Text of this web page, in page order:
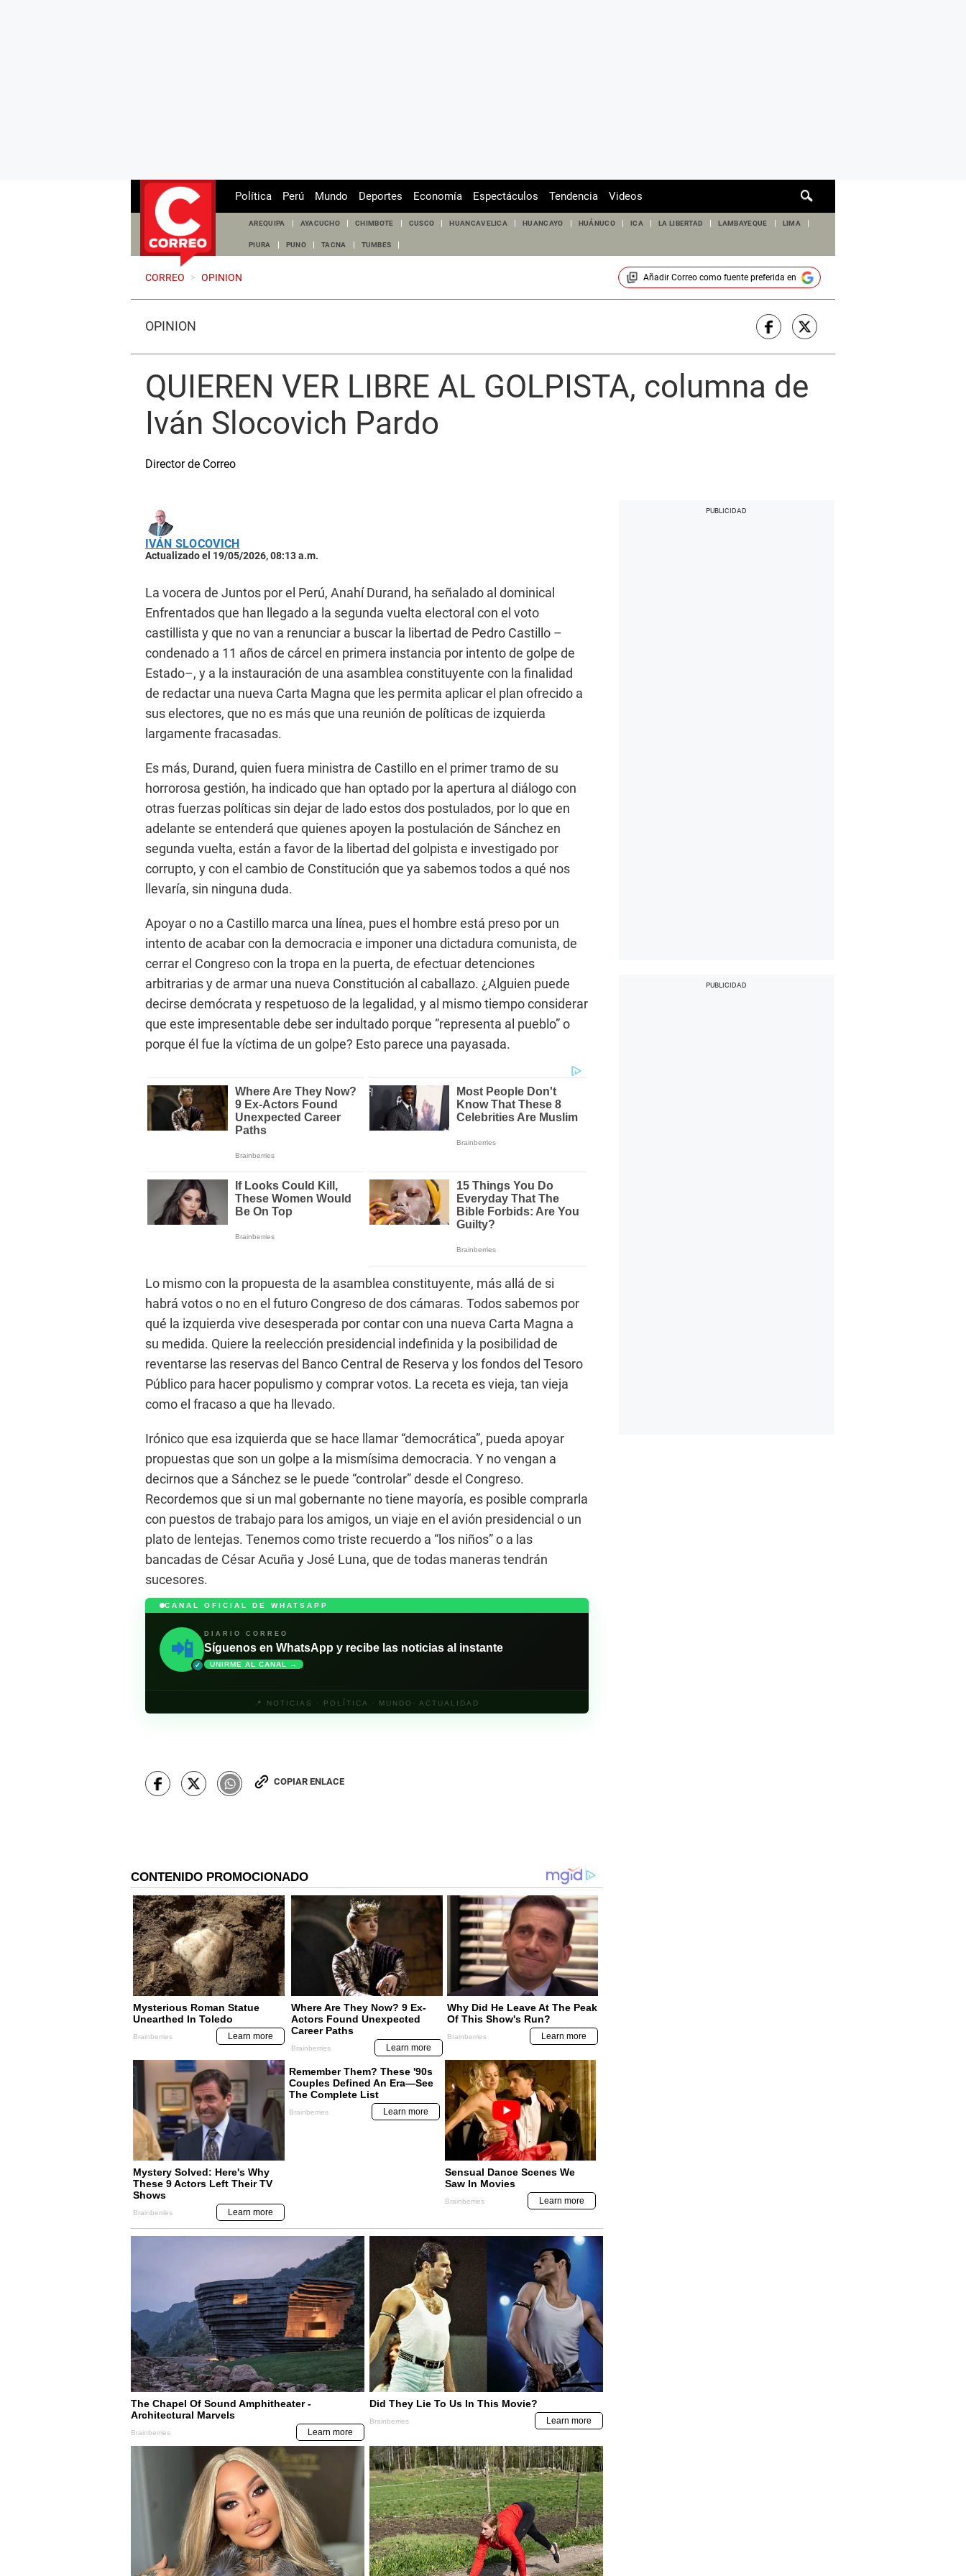
de
Política Perú Mundo Deportes Economía Espectáculos Tendencia Videos
AREQUIPA AYACUCHO CHIMBOTE CUSCO HUANCAVELICA HUANCAYO HUÁNUCO ICA LA LIBERTAD LAMBAYEQUE LIMA
PIURA PUNO TACNA TUMBES
CORREO > OPINION Añadir Correocomo fuente preferida en
OPINIÓN
QUIEREN VER LIBRE AL GOLPISTA, columna de
Iván Slocovich Pardo
Director de Correo
IVÁN SLOCOVICH
Actualizado el 19/05/2026, 08:13 a.m.
La vocera de Juntos por el Perú, Anahí Durand, ha señalado al dominical
Enfrentados que han llegado a la segunda vuelta electoral con el voto
castillista y que no van a renunciar a buscar la libertad de Pedro Castillo –
condenado a 11 años de cárcel en primera instancia por intento de golpe de
Estado–, y a la instauración de una asamblea constituyente con la finalidad
de redactar una nueva Carta Magna que les permita aplicar el plan ofrecido a
sus electores, que no es más que una reunión de políticas de izquierda
largamente fracasadas.
Es más, Durand, quien fuera ministra de Castillo en el primer tramo de su
horrorosa gestión, ha indicado que han optado por la apertura al diálogo con
otras fuerzas políticas sin dejar de lado estos dos postulados, por lo que en
adelante se entenderá que quienes apoyen la postulación de Sánchez en
segunda vuelta, están a favor de la libertad del golpista e investigado por
corrupto, y con el cambio de Constitución que ya sabemos todos a qué nos
llevaría, sin ninguna duda.
Apoyar o no a Castillo marca una línea, pues el hombre está preso por un
intento de acabar con la democracia e imponer una dictadura comunista, de
cerrar el Congreso con la tropa en la puerta, de efectuar detenciones
arbitrarias y de armar una nueva Constitución al caballazo. ¿Alguien puede
decirse demócrata y respetuoso de la legalidad, y al mismo tiempo considerar
que este impresentable debe ser indultado porque “representa al pueblo” o
porque él fue la víctima de un golpe? Esto parece una payasada.
Lo mismo con la propuesta de la asamblea constituyente, más allá de si
habrá votos o no en el futuro Congreso de dos cámaras. Todos sabemos por
qué la izquierda vive desesperada por contar con una nueva Carta Magna a
su medida. Quiere la reelección presidencial indefinida y la posibilidad de
reventarse las reservas del Banco Central de Reserva y los fondos del Tesoro
Público para hacer populismo y comprar votos. La receta es vieja, tan vieja
como el fracaso a que ha llevado.
Irónico que esa izquierda que se hace llamar “democrática”, pueda apoyar
propuestas que son un golpe a la mismísima democracia. Y no vengan a
decirnos que a Sánchez se le puede “controlar” desde el Congreso.
Recordemos que si un mal gobernante no tiene mayoría, es posible comprarla
con puestos de trabajo para los amigos, un viaje en el avión presidencial o un
plato de lentejas. Tenemos como triste recuerdo a “los niños” o a las
bancadas de César Acuña y José Luna, que de todas maneras tendrán
sucesores.
CANAL OFICIAL DE WHATSAPP
📲
✓
DIARIO CORREO
Síguenos en WhatsApp y recibe las noticias al instante
UNIRME AL CANAL →
📍 NOTICIAS · POLÍTICA · MUNDO· ACTUALIDAD
COPIAR ENLACE